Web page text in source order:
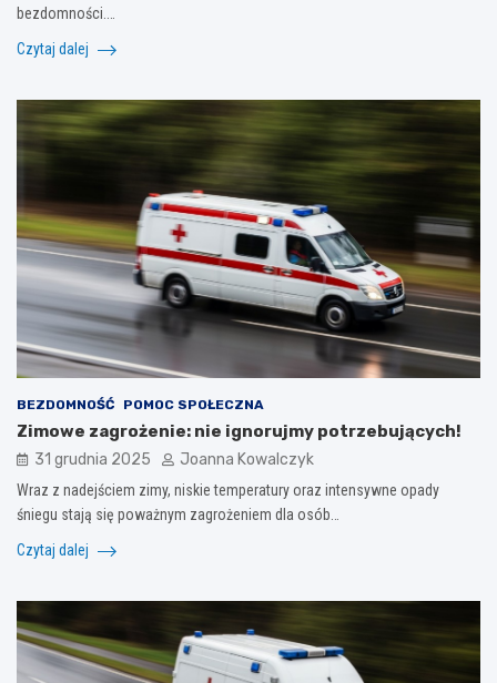
bezdomności.…
Czytaj dalej
BEZDOMNOŚĆ POMOC SPOŁECZNA
Zimowe zagrożenie: nie ignorujmy potrzebujących!
31 grudnia 2025 Joanna Kowalczyk
Wraz z nadejściem zimy, niskie temperatury oraz intensywne opady
śniegu stają się poważnym zagrożeniem dla osób…
Czytaj dalej